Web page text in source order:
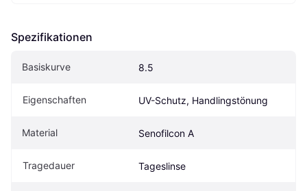
Spezifikationen
Basiskurve 8.5
Eigen­schaften UV-Schutz, Handlingstönung
Material Senofilcon A
Tragedauer Tageslinse